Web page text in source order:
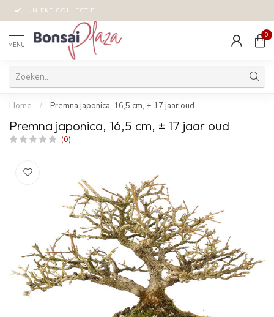
UNIEKE COLLECTIE
MENU
0
Home / Premna japonica, 16,5 cm, ± 17 jaar oud
Premna japonica, 16,5 cm, ± 17 jaar oud
(0)